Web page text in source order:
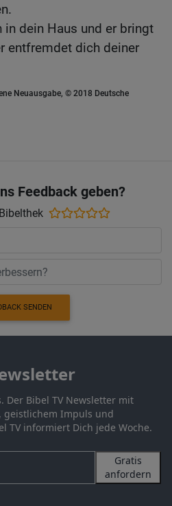
in dein Haus und er bringt
entfremdet dich deiner
Neuausgabe, © 2018 Deutsche
Feedback geben?
SENDEN
Der Bibel TV Newsletter mit
geistlichem Impuls und
TV informiert Dich jede Woche.
Gratis
anfordern